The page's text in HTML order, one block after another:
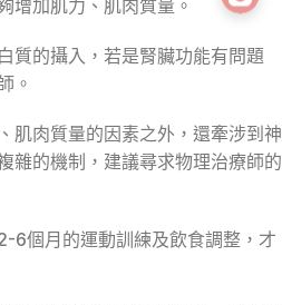
增加肌力、肌肉質量。
質的攝入，若是腎臟功能有問題
。
肌肉質量的因素之外，還牽涉到神
雜的機制，建議尋求物理治療師的
6個月的運動訓練及飲食調整，才